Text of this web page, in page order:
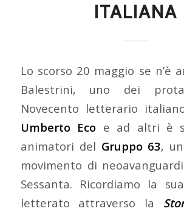
ITALIANA
Lo scorso 20 maggio se n’è
Balestrini, uno dei
Novecento letterario
Umberto Eco e ad altri è
animatori del Gruppo 63,
movimento di
Sessanta. Ricordiamo la
letterato attraverso la